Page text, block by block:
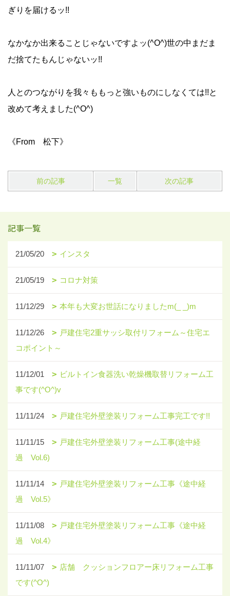
ぎりを届けるッ!!
なかなか出来ることじゃないですよッ(^O^)世の中まだま
だ捨てたもんじゃないッ!!
人とのつながりを我々ももっと強いものにしなくては!!と
改めて考えました(^O^)
《From 松下》
前の記事 一覧 次の記事
記事一覧
21/05/20 インスタ
21/05/19 コロナ対策
11/12/29 本年も大変お世話になりましたm(_ _)m
11/12/26
戸建住宅2重サッシ取付リフォーム～住宅エ
コポイント～
11/12/01
ビルトイン食器洗い乾燥機取替リフォーム工
事です(^O^)v
11/11/24 戸建住宅外壁塗装リフォーム工事完工です!!
11/11/15
戸建住宅外壁塗装リフォーム工事(途中経
過 Vol.6)
11/11/14
戸建住宅外壁塗装リフォーム工事《途中経
過 Vol.5》
11/11/08
戸建住宅外壁塗装リフォーム工事《途中経
過 Vol.4》
11/11/07
店舗 クッションフロアー床リフォーム工事
です(^O^)